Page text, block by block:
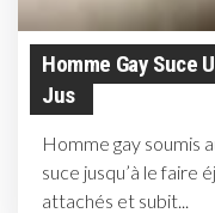
Homme Gay Suce
Jus
Homme gay soumis
suce jusqu’à le faire
attachés et subit...